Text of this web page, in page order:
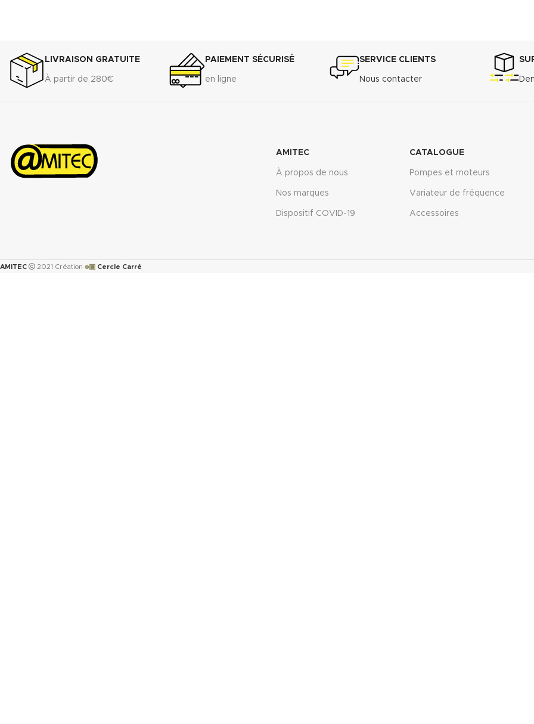
LIVRAISON GRATUITE
À partir de 280€
PAIEMENT SÉCURISÉ
en ligne
SERVICE CLIENTS
Nous contacter
AMITEC
À propos de nous
Nos marques
Dispositif COVID-19
CATALOGUE
Pompes et moteurs
Variateur de fréquence
Accessoires
AMITEC 2021 Création ๏▣ Cercle Carré